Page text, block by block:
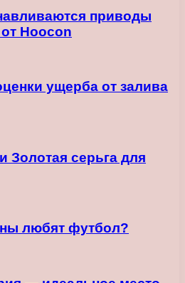
приводы
Hoocon
ущерба от залива
Золотая серьга для
любят футбол?